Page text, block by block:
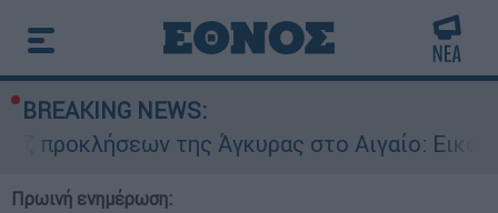
BREAKING NEWS:
της Άγκυρας στο Αιγαίο: Εικονική
Πρωινή ενημέρωση: